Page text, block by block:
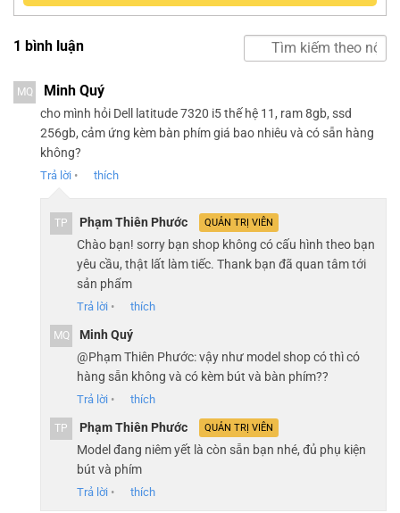
Chiếc touchpad nằm bên dưới đáng tiếc là có trải nghiệm
sử dụng không tốt bằng. Touchpad có bề mặt phẳng mịn,
tuy nhiên lại có diện tích sử dụng hơi nhỏ vậy nên những ai
có ngón tay lớn sẽ gặp trở ngại trong việc điều hướng với
các thao tác vuốt khác nhau.
ÂM THANH
Máy được trang bị hệ thống loa kép, nằm ở 2 bên của chiếc
tablet, có mức âm lượng đủ lớn và có chất âm khá tốt đối
với mọi thể loại nhạc khác nhau.
THỜI LƯỢNG PIN
Latitude 7320 Detachable có mức thời lượng pin khá tốt.
lượng pin của chúng tôi, cụ thể là sau khi lướt web liên tục
bằng wifi, với độ sáng màn hình 150 nit.
Chiếc laptop Dell có thời gian mở máy dài hơn so với
1 bình luận
MQ Minh Quý
cho mình hỏi Dell latitude 7320 i5 thế hệ 11, ram 8gb, ssd
256gb, cảm ứng kèm bàn phím giá bao nhiêu và có sẵn hàng
không?
Trả lời • thích
TP Phạm Thiên Phước QUẢN TRỊ VIÊN
Chào bạn! sorry bạn shop không có cấu hình theo bạn
yêu cầu, thật lất làm tiếc. Thank bạn đã quan tâm tới
sản phẩm
Trả lời • thích
MQ
Minh Quý
@Phạm Thiên Phước: vậy như model shop có thì có
hàng sẵn không và có kèm bút và bàn phím??
Trả lời • thích
TP Phạm Thiên Phước QUẢN TRỊ VIÊN
Model đang niêm yết là còn sẵn bạn nhé, đủ phụ kiện
bút và phím
Trả lời • thích